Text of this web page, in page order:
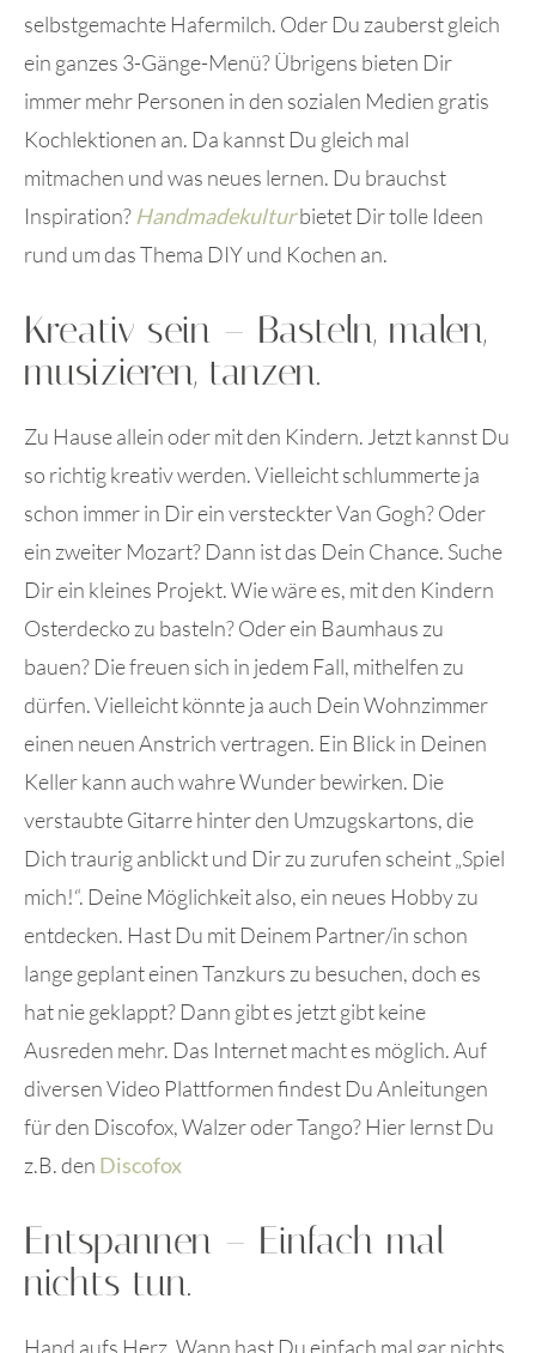
selbstgemachte Hafermilch. Oder Du zauberst gleich
ein ganzes 3-Gänge-Menü? Übrigens bieten Dir
immer mehr Personen in den sozialen Medien gratis
Kochlektionen an. Da kannst Du gleich mal
mitmachen und was neues lernen. Du brauchst
Inspiration? Handmadekulturbietet Dir tolle Ideen
rund um das Thema DIY und Kochen an.
Kreativ sein – Basteln, malen,
musizieren, tanzen.
Zu Hause allein oder mit den Kindern. Jetzt kannst Du
so richtig kreativ werden. Vielleicht schlummerte ja
schon immer in Dir ein versteckter Van Gogh? Oder
ein zweiter Mozart? Dann ist das Dein Chance. Suche
Dir ein kleines Projekt. Wie wäre es, mit den Kindern
Osterdecko zu basteln? Oder ein Baumhaus zu
bauen? Die freuen sich in jedem Fall, mithelfen zu
dürfen. Vielleicht könnte ja auch Dein Wohnzimmer
einen neuen Anstrich vertragen. Ein Blick in Deinen
Keller kann auch wahre Wunder bewirken. Die
verstaubte Gitarre hinter den Umzugskartons, die
Dich traurig anblickt und Dir zu zurufen scheint „Spiel
mich!“. Deine Möglichkeit also, ein neues Hobby zu
entdecken. Hast Du mit Deinem Partner/in schon
lange geplant einen Tanzkurs zu besuchen, doch es
hat nie geklappt? Dann gibt es jetzt gibt keine
Ausreden mehr. Das Internet macht es möglich. Auf
diversen Video Plattformen findest Du Anleitungen
für den Discofox, Walzer oder Tango? Hier lernst Du
z.B. den Discofox
Entspannen – Einfach mal
nichts tun.
Hand aufs Herz. Wann hast Du einfach mal gar nichts